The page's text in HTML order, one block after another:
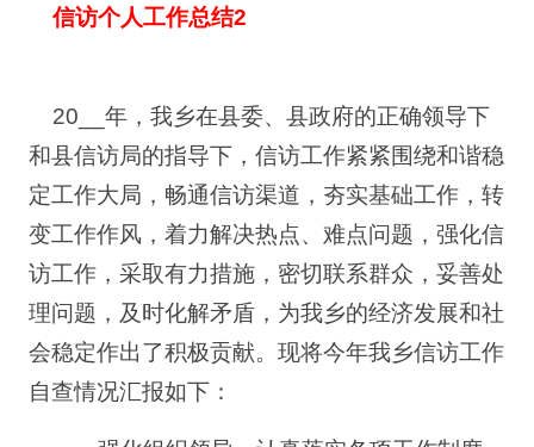
信访个人工作总结2
20__年，我乡在县委、县政府的正确领导下
和县信访局的指导下，信访工作紧紧围绕和谐稳
定工作大局，畅通信访渠道，夯实基础工作，转
变工作作风，着力解决热点、难点问题，强化信
访工作，采取有力措施，密切联系群众，妥善处
理问题，及时化解矛盾，为我乡的经济发展和社
会稳定作出了积极贡献。现将今年我乡信访工作
自查情况汇报如下：